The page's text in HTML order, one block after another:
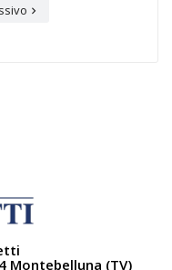

Montebelluna (TV)